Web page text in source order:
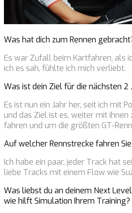
Was hat dich zum Rennen
Es war Zufall beim Kartfahren, als
ich es sah, fühlte ich mich verliebt.
Was ist dein Ziel für die nächsten 2
Es ist nun ein Jahr her, seit ich mit
und das Ziel ist es, weiter mit ihnen
fahren und um die größten GT-
Auf welcher Rennstrecke fahren
Ich habe ein paar, jeder Track hat
liebe Tracks mit einem Flow wie
Was liebst du an deinem Next
wie hilft Simulation Ihrem Training?